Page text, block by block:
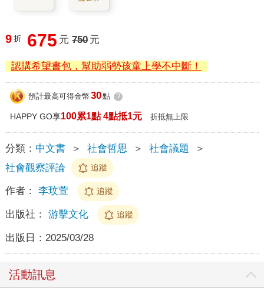
9 折 675 元 750 元
認購希望書包，幫助弱勢孩童上學不中斷！
預計最高可得金幣 30點 ?
HAPPY GO享100累1點 4點抵1元 折抵無上限
分類： 中文書 ＞ 社會哲思 ＞ 社會議題
＞
社會觀察評論
追蹤
作者： 李玟萱 追蹤
出版社： 游擊文化 追蹤
出版日： 2025/03/28
活動訊息